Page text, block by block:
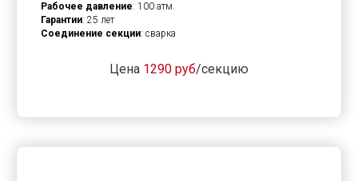
Рабочее давление: 100 атм.
Гарантии: 25 лет
Соединение секции: сварка
Цена 1290 руб/секцию